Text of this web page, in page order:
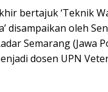
bertajuk ‘Teknik
disampaikan oleh
Semarang (Jawa
dosen UPN